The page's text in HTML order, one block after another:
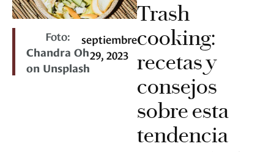
Foto:
Chandra Oh
on Unsplash
septiembre
29, 2023
Trash
cooking:
recetas y
consejos
sobre esta
tendencia